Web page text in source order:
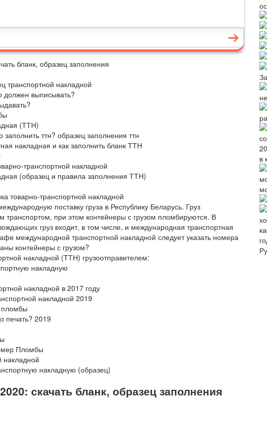
бланк, образец заполнения
транспортной накладной
должен выписывать?
(ТТН)
ттн? образец заполнения ттн
накладная и как заполнить бланк ТТН
транспортной накладной
(образец и правила заполнения ТТН)
товарно-транспортной накладной
поставку груза в Республику Беларусь. Груз
транспортом, при этом контейнеры с грузом пломбируются. В
груз входит, в том числе, и международная транспортная
международной транспортной накладной следует указать номера
контейнеры с грузом?
накладной (ТТН) грузоотправителем:
накладную
накладной в 2017 году
накладной 2019
пломбы
печать? 2019
Пломбы
накладной
накладную (образец)
скачать бланк, образец заполнения
в